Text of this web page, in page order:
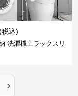
(税込)
洗濯機上ラックスリ
›